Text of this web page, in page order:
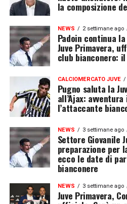
la composizione
NEWS 2 settimane ago
Padoin continua
Juve Primavera,
club bianconero:
CALCIOMERCATO JUVE
Pugno saluta la
all’Ajax:
l’attaccante
NEWS 3 settimane ago
Settore Giovanile
preparazione per
ecco le date di
bianconere
NEWS 3 settimane ago
Juve Primavera,